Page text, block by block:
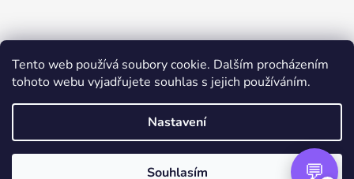
Tento web používá soubory cookie. Dalším procházením
tohoto webu vyjadřujete souhlas s jejich používáním.
Nastavení
Souhlasím
Způsob ověřování recenzí
Vytvořil Shoptet Premium